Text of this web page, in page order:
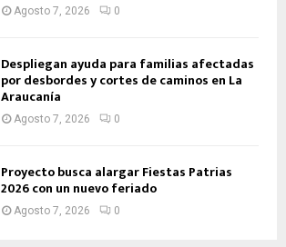
Agosto 7, 2026 0
Despliegan ayuda para familias afectadas
por desbordes y cortes de caminos en La
Araucanía
Agosto 7, 2026 0
Proyecto busca alargar Fiestas Patrias
2026 con un nuevo feriado
Agosto 7, 2026 0